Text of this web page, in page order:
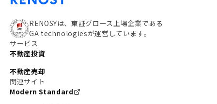
RENOSYは、東証グロース上場企業である
GA technologiesが運営しています。
サービス
不動産投資
不動産売却
関連サイト
Modern Standard